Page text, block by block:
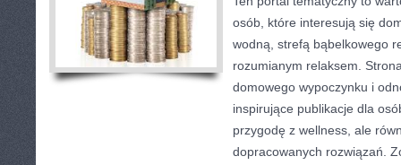
osób, które interesują się
wodną, strefą bąbelkowego
rozumianym relaksem.
domowego wypoczynku i
inspirujące publikacje dla
przygodę z wellness, ale
dopracowanych rozwiązań.